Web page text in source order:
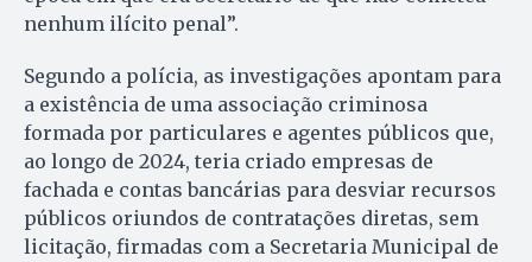
nenhum ilícito penal”.
Segundo a polícia, as investigações apontam para
a existência de uma associação criminosa
formada por particulares e agentes públicos que,
ao longo de 2024, teria criado empresas de
fachada e contas bancárias para desviar recursos
públicos oriundos de contratações diretas, sem
licitação, firmadas com a Secretaria Municipal de